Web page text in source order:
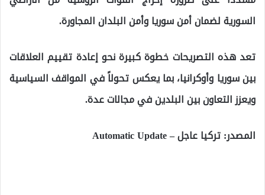
السورية لضمان أمن سوريا وأمن البلدان المجاورة.
تعد هذه التصريحات خطوة كبيرة نحو إعادة تقييم العلاقات
بين سوريا وأوكرانيا، بما يعكس تحولاً في المواقف السياسية
ويعزز التعاون بين البلدين في مجالات عدة.
المصدر: تركيا عاجل – Automatic Update